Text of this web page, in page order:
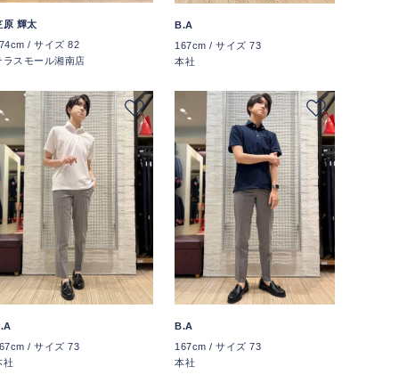
原 輝太
/ サイズ 82
ラスモール湘南店
B.A
167cm / サイズ 73
本社
/ サイズ 73
社
B.A
167cm / サイズ 73
本社